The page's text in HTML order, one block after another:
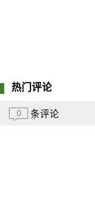
热门评论
0 条评论